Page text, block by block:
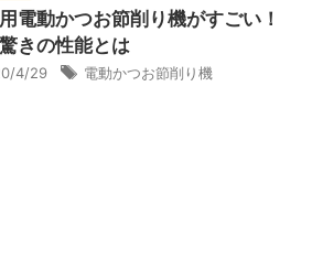
電動かつお節削り機がすごい！
きの性能とは
4/29 電動かつお節削り機